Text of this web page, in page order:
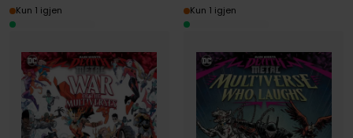
Kun 1 igjen
Kun 1 igjen